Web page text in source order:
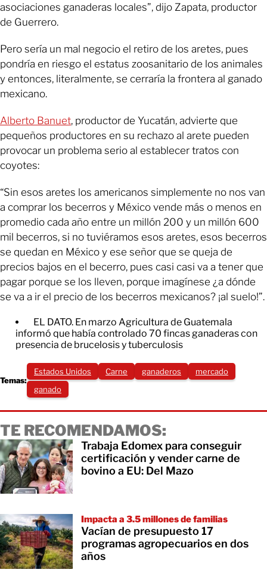
asociaciones ganaderas locales”, dijo Zapata, productor
de Guerrero.
Pero sería un mal negocio el retiro de los aretes, pues
pondría en riesgo el estatus zoosanitario de los animales
y entonces, literalmente, se cerraría la frontera al ganado
mexicano.
Alberto Banuet, productor de Yucatán, advierte que
pequeños productores en su rechazo al arete pueden
provocar un problema serio al establecer tratos con
coyotes:
“Sin esos aretes los americanos simplemente no nos van
a comprar los becerros y México vende más o menos en
promedio cada año entre un millón 200 y un millón 600
mil becerros, si no tuviéramos esos aretes, esos becerros
se quedan en México y ese señor que se queja de
precios bajos en el becerro, pues casi casi va a tener que
pagar porque se los lleven, porque imagínese ¿a dónde
se va a ir el precio de los becerros mexicanos? ¡al suelo!”.
EL DATO. En marzo Agricultura de Guatemala
informó que había controlado 70 fincas ganaderas con
presencia de brucelosis y tuberculosis
Temas:
Estados Unidos Carne ganaderos
mercado
ganado
TE RECOMENDAMOS:
Trabaja Edomex para conseguir
certificación y vender carne de
bovino a EU: Del Mazo
Impacta a 3.5 millones de familias
Vacían de presupuesto 17
programas agropecuarios en dos
años